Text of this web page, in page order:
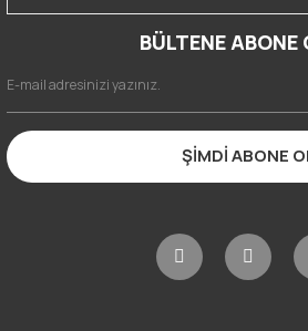
BÜLTENE ABONE
ŞİMDİ ABONE